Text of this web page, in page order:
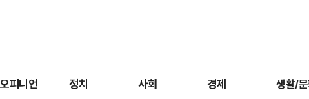
오피니언 정치 사회 경제 생활/